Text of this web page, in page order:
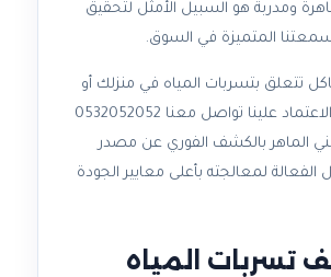
ومدربة هو السبيل الأمثل لتحقيق
المتميزة في السوق.
تتعلق بتسربات المياه في منزلك أو
عملك، فلا تتردد في الاعتماد علينا تواصل معنا 0532052052
الماهر بالكشف الفوري عن مصدر
الفعالة لمعالجته بأعلى معايير الجودة
تسربات المياه